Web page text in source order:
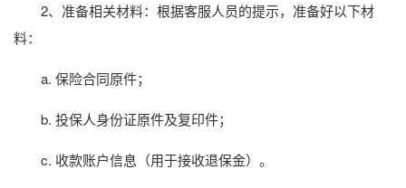
2、准备相关材料：根据客服人员的提示，准备好以下材
料：
a. 保险合同原件；
b. 投保人身份证原件及复印件；
c. 收款账户信息（用于接收退保金）。